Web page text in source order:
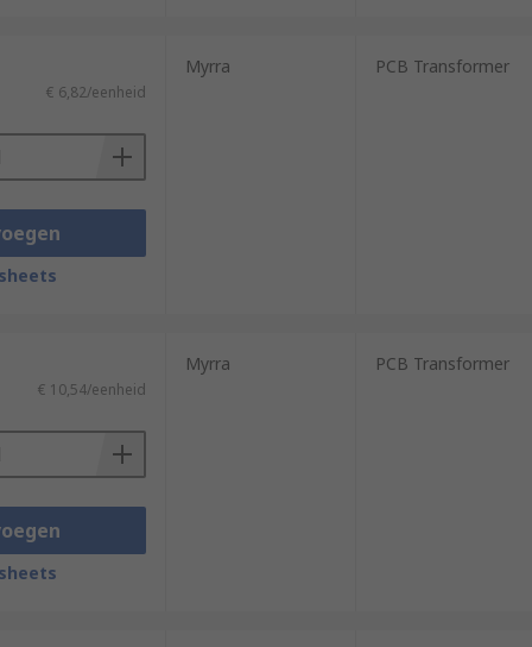
€ 6,82/eenheid
Myrra PCB Transformer
€ 10,54/eenheid
Myrra PCB Transformer